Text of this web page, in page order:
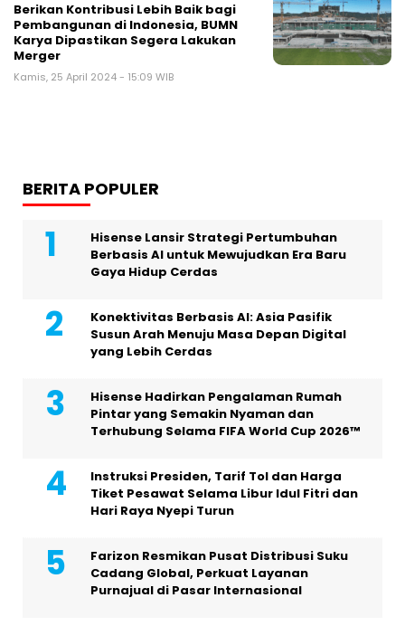
Berikan Kontribusi Lebih Baik bagi
Pembangunan di Indonesia, BUMN
Karya Dipastikan Segera Lakukan
Merger
Kamis, 25 April 2024 - 15:09 WIB
BERITA POPULER
Hisense Lansir Strategi Pertumbuhan
Berbasis AI untuk Mewujudkan Era Baru
Gaya Hidup Cerdas
Konektivitas Berbasis AI: Asia Pasifik
Susun Arah Menuju Masa Depan Digital
yang Lebih Cerdas
Hisense Hadirkan Pengalaman Rumah
Pintar yang Semakin Nyaman dan
Terhubung Selama FIFA World Cup 2026™
Instruksi Presiden, Tarif Tol dan Harga
Tiket Pesawat Selama Libur Idul Fitri dan
Hari Raya Nyepi Turun
Farizon Resmikan Pusat Distribusi Suku
Cadang Global, Perkuat Layanan
Purnajual di Pasar Internasional